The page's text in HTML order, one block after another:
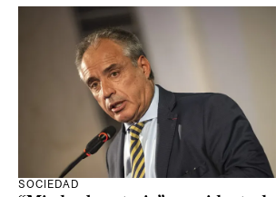
SOCIEDAD